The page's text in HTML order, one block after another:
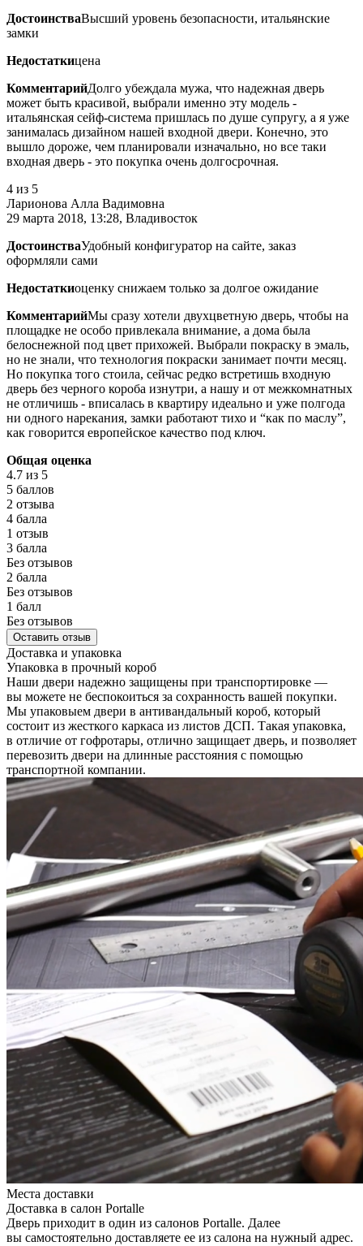
ДостоинстваВысший уровень безопасности, итальянские
замки
Недостаткицена
КомментарийДолго убеждала мужа, что надежная дверь
может быть красивой, выбрали именно эту модель -
итальянская сейф-система пришлась по душе супругу, а я уже
занималась дизайном нашей входной двери. Конечно, это
вышло дороже, чем планировали изначально, но все таки
входная дверь - это покупка очень долгосрочная.
4 из 5
Ларионова Алла Вадимовна
29 марта 2018, 13:28, Владивосток
ДостоинстваУдобный конфигуратор на сайте, заказ
оформляли сами
Недостаткиоценку снижаем только за долгое ожидание
КомментарийМы сразу хотели двухцветную дверь, чтобы на
площадке не особо привлекала внимание, а дома была
белоснежной под цвет прихожей. Выбрали покраску в эмаль,
но не знали, что технология покраски занимает почти месяц.
Но покупка того стоила, сейчас редко встретишь входную
дверь без черного короба изнутри, а нашу и от межкомнатных
не отличишь - вписалась в квартиру идеально и уже полгода
ни одного нарекания, замки работают тихо и “как по маслу”,
как говорится европейское качество под ключ.
Общая оценка
4.7 из 5
5 баллов
2 отзыва
4 балла
1 отзыв
3 балла
Без отзывов
2 балла
Без отзывов
1 балл
Без отзывов
Оставить отзыв
Доставка и упаковка
Упаковка в прочный короб
Наши двери надежно защищены при транспортировке —
вы можете не беспокоиться за сохранность вашей покупки.
Мы упаковыем двери в антивандальный короб, который
состоит из жесткого каркаса из листов ДСП. Такая упаковка,
в отличие от гофротары, отлично защищает дверь, и позволяет
перевозить двери на длинные расстояния с помощью
транспортной компании.
Места доставки
Доставка в салон Portalle
Дверь приходит в один из салонов Portalle. Далее
вы самостоятельно доставляете ее из салона на нужный адрес.